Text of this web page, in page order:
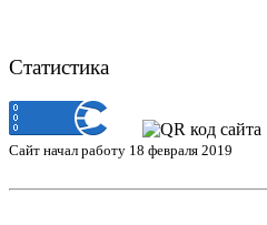
Статистика
Сайт начал работу 18 февраля 2019